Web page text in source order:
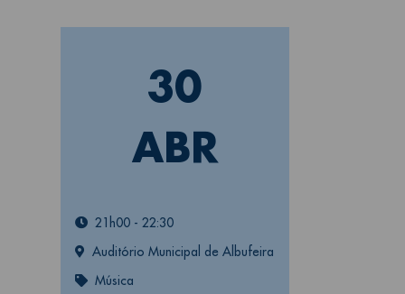
30
ABR
21h00 -22:30
Auditório Municipal de Albufeira
Música